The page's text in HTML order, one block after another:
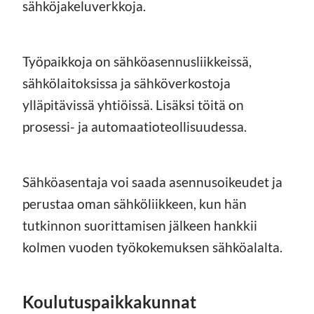
sähköjakeluverkkoja.
Työpaikkoja on sähköasennusliikkeissä,
sähkölaitoksissa ja sähköverkostoja
ylläpitävissä yhtiöissä. Lisäksi töitä on
prosessi- ja automaatioteollisuudessa.
Sähköasentaja voi saada asennusoikeudet ja
perustaa oman sähköliikkeen, kun hän
tutkinnon suorittamisen jälkeen hankkii
kolmen vuoden työkokemuksen sähköalalta.
Koulutuspaikkakunnat